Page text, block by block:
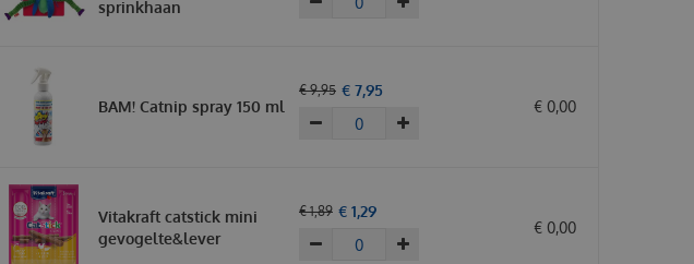
sprinkhaan
BAM! Catnip spray 150 ml
€ 9,95 € 7,95
€ 0,00
Vitakraft catstick mini
gevogelte&lever
€ 1,89 € 1,29
€ 0,00